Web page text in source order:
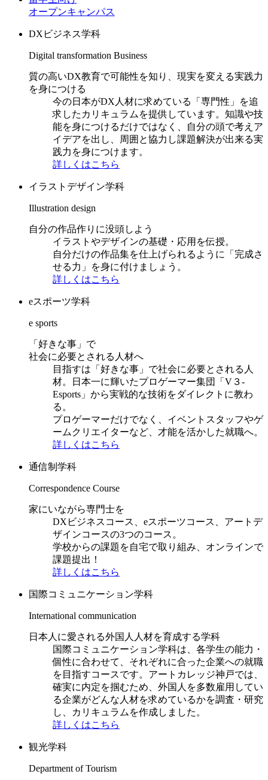
オープンキャンパス
DXビジネス学科
Digital transformation Business
質の高いDX教育で可能性を知り、現実を変える実践力
を身につける
今の日本がDX人材に求めている「専門性」を追
求したカリキュラムを提供しています。知識や技
能を身につけるだけではなく、自分の頭で考えア
イデアを出し、周囲と協力し課題解決が出来る実
践力を身につけます。
詳しくはこちら
イラストデザイン学科
Illustration design
自分の作品作りに没頭しよう
イラストやデザインの基礎・応用を伝授。
自分だけの作品集を仕上げられるように「完成さ
せる力」を身に付けましょう。
詳しくはこちら
eスポーツ学科
e sports
「好きな事」で
社会に必要とされる人材へ
目指すは「好きな事」で社会に必要とされる人
材。日本一に輝いたプロゲーマー集団「V３-
Esports」から実戦的な技術をダイレクトに教わ
る。
プロゲーマーだけでなく、イベントスタッフやゲ
ームクリエイターなど、才能を活かした就職へ。
詳しくはこちら
通信制学科
Correspondence Course
家にいながら専門士を
DXビジネスコース、eスポーツコース、アートデ
ザインコースの3つのコース。
学校からの課題を自宅で取り組み、オンラインで
課題提出！
詳しくはこちら
国際コミュニケーション学科
International communication
日本人に愛される外国人人材を育成する学科
国際コミュニケーション学科は、各学生の能力・
個性に合わせて、それぞれに合った企業への就職
を目指すコースです。アートカレッジ神戸では、
確実に内定を掴むため、外国人を多数雇用してい
る企業がどんな人材を求めているかを調査・研究
し、カリキュラムを作成しました。
詳しくはこちら
観光学科
Department of Tourism